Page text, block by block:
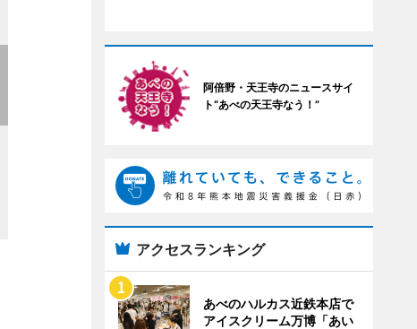
阿倍野・天王寺のニュースサイ
ト“あべの天王寺なう！”
アクセスランキング
あべのハルカス近鉄本店で
アイスクリーム万博「あい